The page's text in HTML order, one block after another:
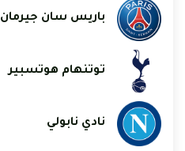
باريس سان جيرمان
توتنهام هوتسبير
نادي نابولي